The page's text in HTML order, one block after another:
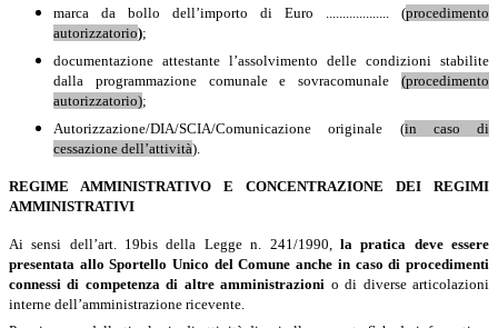
marca da bollo dell’importo di Euro ................... (procedimento
autorizzatorio);
documentazione attestante l’assolvimento delle condizioni stabilite
dalla programmazione comunale e sovracomunale (procedimento
autorizzatorio);
Autorizzazione/DIA/SCIA/Comunicazione originale (in caso di
cessazione dell’attività).
REGIME AMMINISTRATIVO E CONCENTRAZIONE DEI REGIMI
AMMINISTRATIVI
Ai sensi dell’art. 19bis della Legge n. 241/1990, la pratica deve essere
presentata allo Sportello Unico del Comune anche in caso di procedimenti
connessi di competenza di altre amministrazioni o di diverse articolazioni
interne dell’amministrazione ricevente.